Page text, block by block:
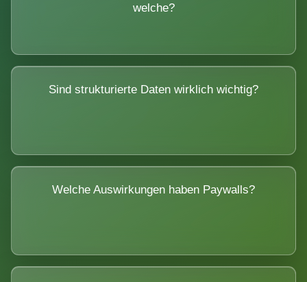
welche?
Sind strukturierte Daten wirklich wichtig?
Welche Auswirkungen haben Paywalls?